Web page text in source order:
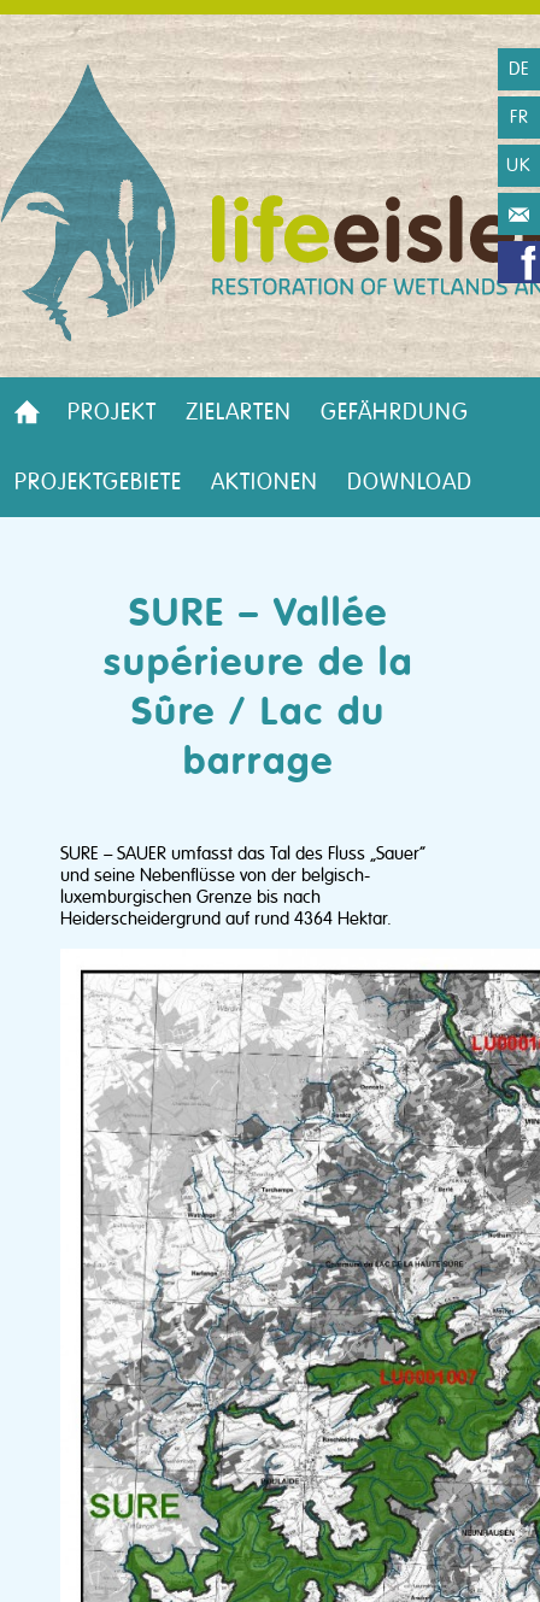
PROJEKT ZIELARTEN GEFÄHRDUNG
PROJEKTGEBIETE AKTIONEN DOWNLOAD
DE
FR
UK
SURE – Vallée
supérieure de la
Sûre / Lac du
barrage
SURE – SAUER umfasst das Tal des Fluss „Sauer“
und seine Nebenflüsse von der belgisch-
luxemburgischen Grenze bis nach
Heiderscheidergrund auf rund 4364 Hektar.